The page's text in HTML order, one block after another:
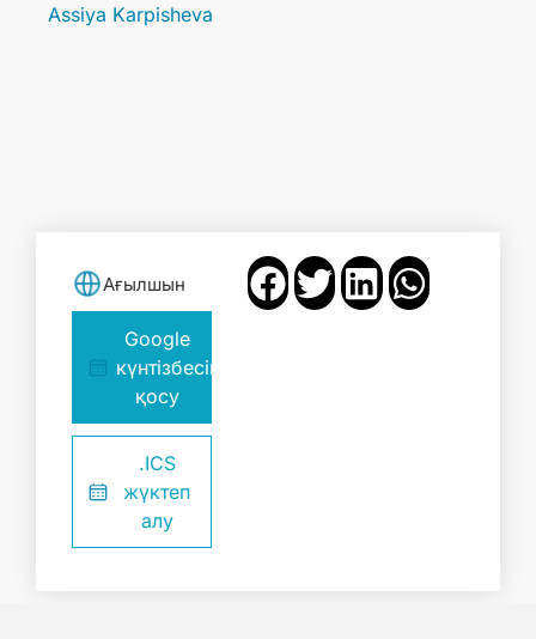
Assiya Karpisheva
Ағылшын
Google
күнтізбесіне
қосу
.ICS
жүктеп
алу